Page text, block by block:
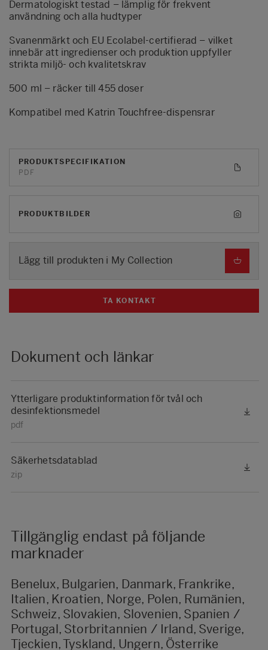
Dermatologiskt testad – lämplig för frekvent
användning och alla hudtyper
Svanenmärkt och EU Ecolabel-certifierad – vilket
innebär att ingredienser och produktion uppfyller
strikta miljö- och kvalitetskrav
500 ml – räcker till 455 doser
Kompatibel med Katrin Touchfree-dispensrar
PRODUKTSPECIFIKATION
PDF
PRODUKTBILDER
Lägg till produkten i My Collection
TA KONTAKT
Dokument och länkar
Ytterligare produktinformation för tvål och
desinfektionsmedel
pdf
Säkerhetsdatablad
zip
Tillgänglig endast på följande
marknader
Benelux, Bulgarien, Danmark, Frankrike,
Italien, Kroatien, Norge, Polen, Rumänien,
Schweiz, Slovakien, Slovenien, Spanien /
Portugal, Storbritannien / Irland, Sverige,
Tjeckien, Tyskland, Ungern, Österrike